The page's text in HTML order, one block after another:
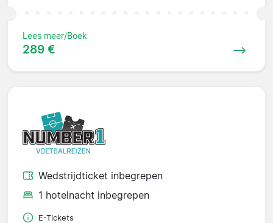
Lees meer/Boek
289 €
Wedstrijdticket inbegrepen
1 hotelnacht inbegrepen
E-Tickets